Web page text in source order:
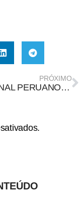
PRÓXIMO
TRIBUNAL PERUANO AFIRMA QUE BILL GATES CRIOU CORONAVÍRUS EM NOME DA “NOVA ORDEM MUNDIAL”